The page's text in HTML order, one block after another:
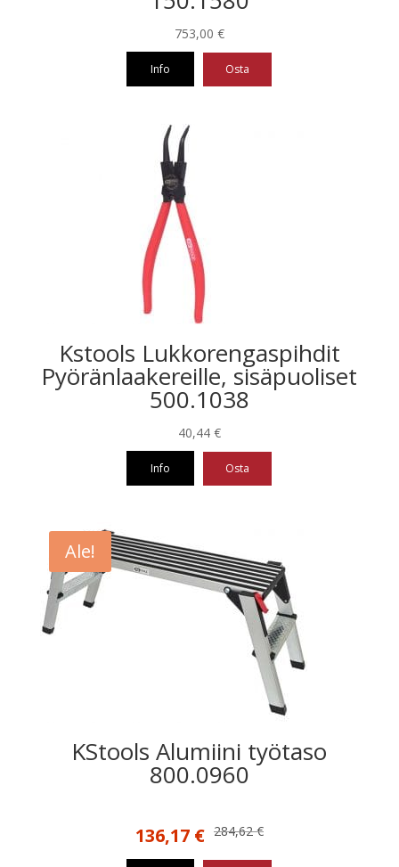
753,00 €
Info Osta
Kstools Lukkorengaspihdit
Pyöränlaakereille, sisäpuoliset
500.1038
40,44 €
Info Osta
Ale!
KStools Alumiini työtaso
800.0960
284,62€
Alkuperäinen
136,17 €Nykyinen